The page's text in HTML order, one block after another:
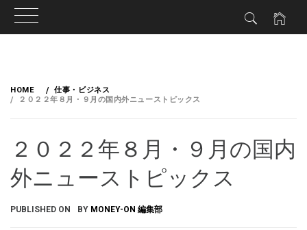
HOME
仕事・ビジネス
２０２２年８月・９月の国内外ニューストピックス
２０２２年８月・９月の国内
外ニューストピックス
PUBLISHED ON BY MONEY-ON 編集部